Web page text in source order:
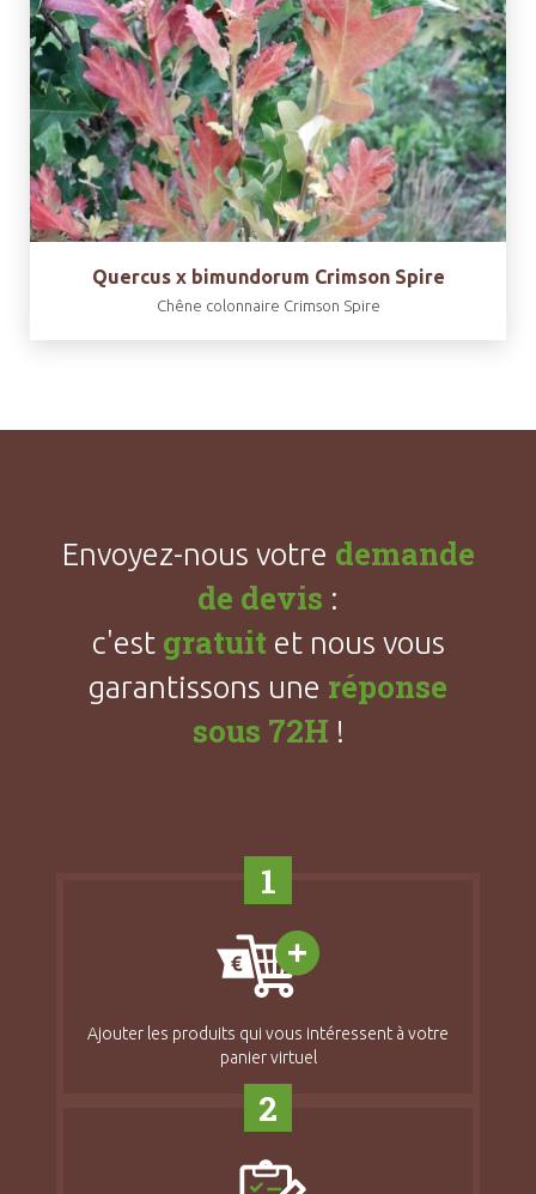
Quercus x bimundorum Crimson Spire
Chêne colonnaire Crimson Spire
Envoyez-nous votre demande
de devis :
c'est gratuit et nous vous
garantissons une réponse
sous 72H !
1
Ajouter les produits qui vous intéressent à votre
panier virtuel
2